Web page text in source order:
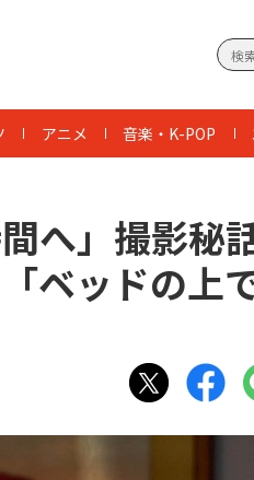
アニメ 音楽・K-POP
へ」撮影秘
ベッドの上